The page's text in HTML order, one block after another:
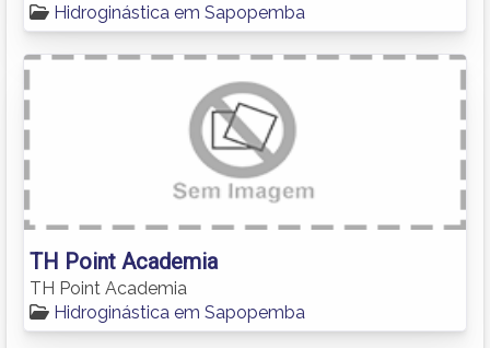
Hidroginástica em Sapopemba
TH Point Academia
TH Point Academia
Hidroginástica em Sapopemba